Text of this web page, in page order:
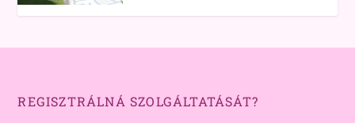
REGISZTRÁLNÁ SZOLGÁLTATÁSÁT?